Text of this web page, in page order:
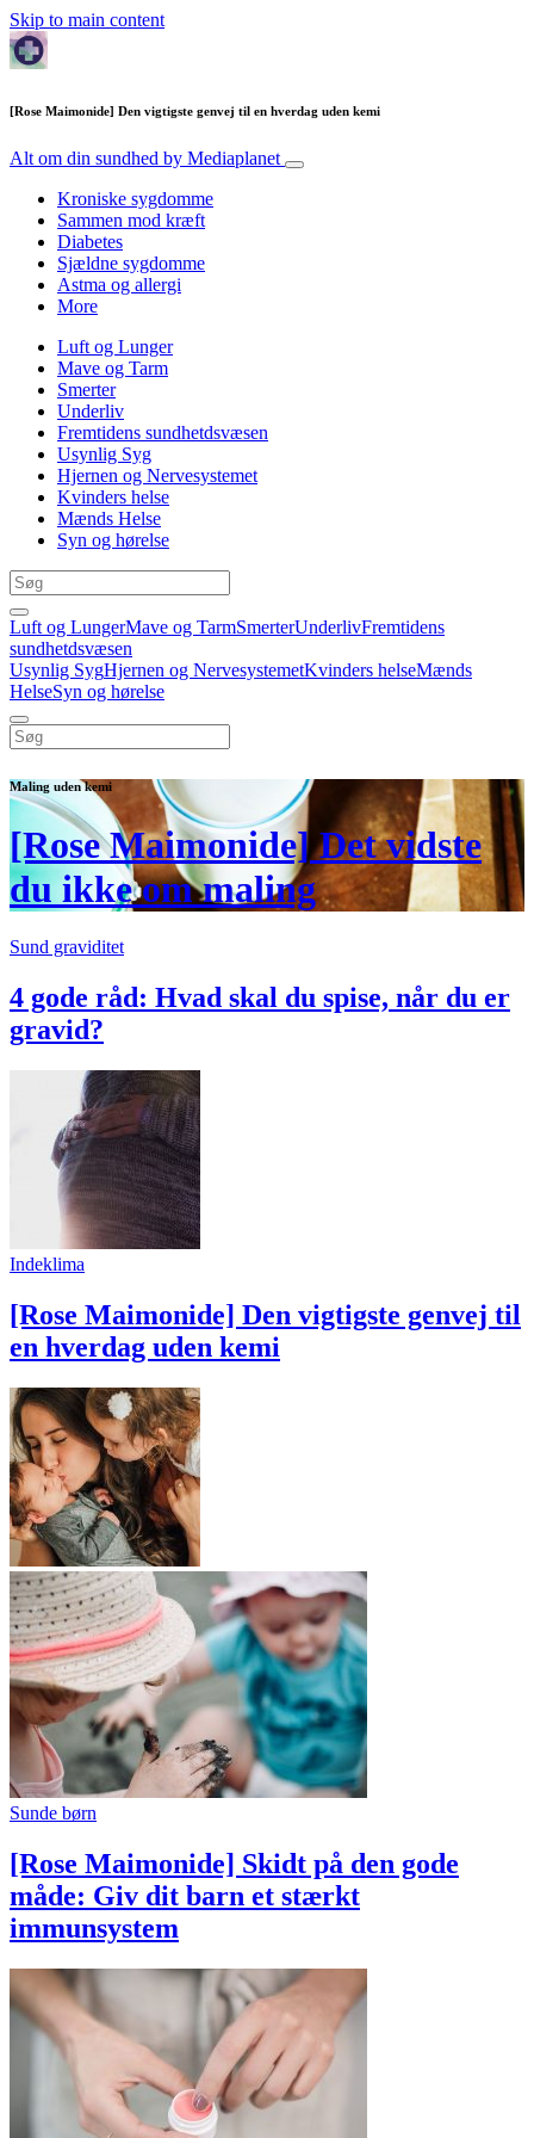
Skip to main content
[Rose Maimonide] Den vigtigste genvej til en hverdag uden kemi
Alt om din sundhed by Mediaplanet
Kroniske sygdomme
Sammen mod kræft
Diabetes
Sjældne sygdomme
Astma og allergi
More
Luft og Lunger
Mave og Tarm
Smerter
Underliv
Fremtidens sundhetdsvæsen
Usynlig Syg
Hjernen og Nervesystemet
Kvinders helse
Mænds Helse
Syn og hørelse
Luft og LungerMave og TarmSmerterUnderlivFremtidens
sundhetdsvæsen
Usynlig SygHjernen og NervesystemetKvinders helseMænds
HelseSyn og hørelse
Maling uden kemi
[Rose Maimonide] Det vidste
du ikke om maling
Sund graviditet
4 gode råd: Hvad skal du spise, når du er
gravid?
Indeklima
[Rose Maimonide] Den vigtigste genvej til
en hverdag uden kemi
Sunde børn
[Rose Maimonide] Skidt på den gode
måde: Giv dit barn et stærkt
immunsystem